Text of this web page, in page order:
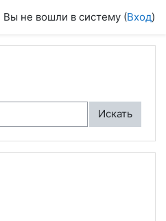
Вы не вошли в систему (Вход)
Искать